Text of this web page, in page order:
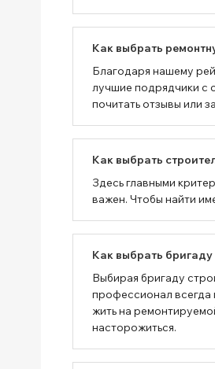
Как выбрать
Благодаря нашему
лучшие подрядчики с
почитать отзывы или
Как выбрать
Здесь главными
важен. Чтобы найти
Как выбрать
Выбирая бригаду
профессионал всегда
жить на
насторожиться.